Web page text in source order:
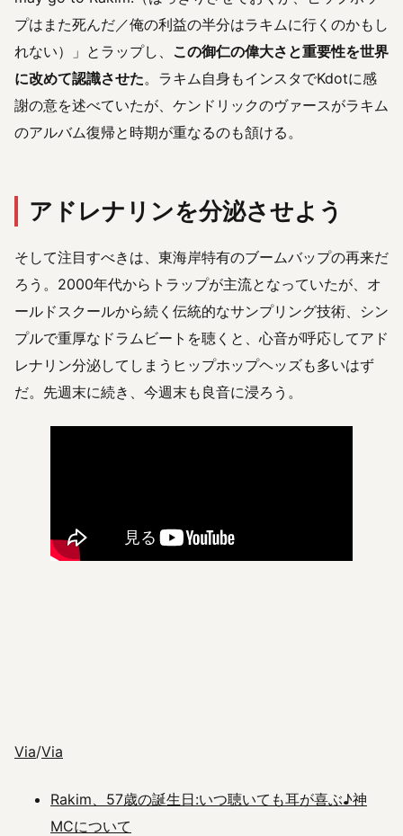
プはまた死んだ／俺の利益の半分はラキムに行くのかもし
れない）」とラップし、 この御仁の偉大さと重要性を世界
に改めて認識させた。ラキム自身もインスタでKdotに感
謝の意を述べていたが、ケンドリックのヴァースがラキム
のアルバム復帰と時期が重なるのも頷ける。
アドレナリンを分泌させよう
そして注目すべきは、東海岸特有のブームバップの再来だ
ろう。2000年代からトラップが主流となっていたが、オ
ールドスクールから続く伝統的なサンプリング技術、シン
プルで重厚なドラムビートを聴くと、心音が呼応してアド
レナリン分泌してしまうヒップホップヘッズも多いはず
だ。先週末に続き、今週末も良音に浸ろう。
Via/Via
Rakim、57歳の誕生日:いつ聴いても耳が喜ぶ♪神
MCについて